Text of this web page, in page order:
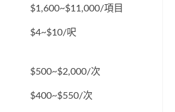
$1,600~$11,000/項目
$4~$10/呎
$500~$2,000/次
$400~$550/次